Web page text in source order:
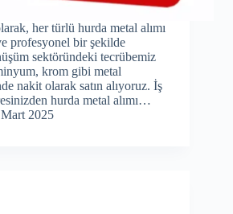
her türlü hurda metal alımı
profesyonel bir şekilde
sektöründeki tecrübemiz
krom gibi metal
nakit olarak satın alıyoruz. İş
hurda metal alımı…
2025